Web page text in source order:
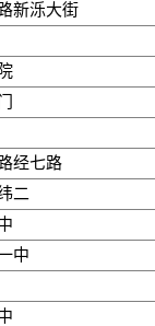
新泺大街
经七路
二
中